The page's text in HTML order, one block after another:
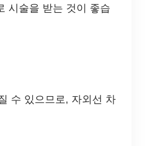
시술을 받는 것이 좋습
수 있으므로, 자외선 차